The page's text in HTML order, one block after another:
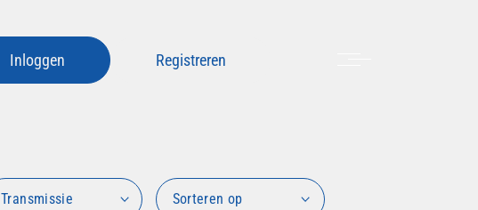
Inloggen Registreren
Transmissie Sorteren op